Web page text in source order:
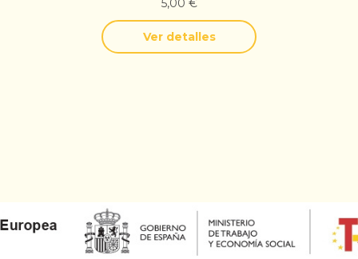
5,00 €
Ver detalles